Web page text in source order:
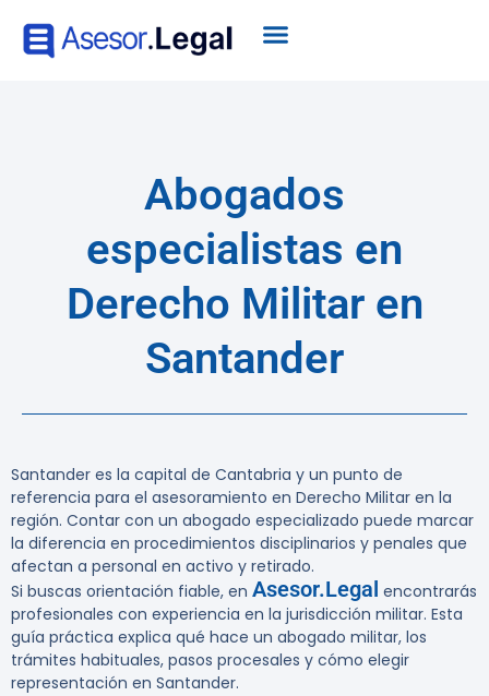
Abogados
especialistas en
Derecho Militar en
Santander
Santander es la capital de Cantabria y un punto de
referencia para el asesoramiento en Derecho Militar en la
región. Contar con un abogado especializado puede marcar
la diferencia en procedimientos disciplinarios y penales que
afectan a personal en activo y retirado.
Si buscas orientación fiable, en Asesor.Legal encontrarás
profesionales con experiencia en la jurisdicción militar. Esta
guía práctica explica qué hace un abogado militar, los
trámites habituales, pasos procesales y cómo elegir
representación en Santander.